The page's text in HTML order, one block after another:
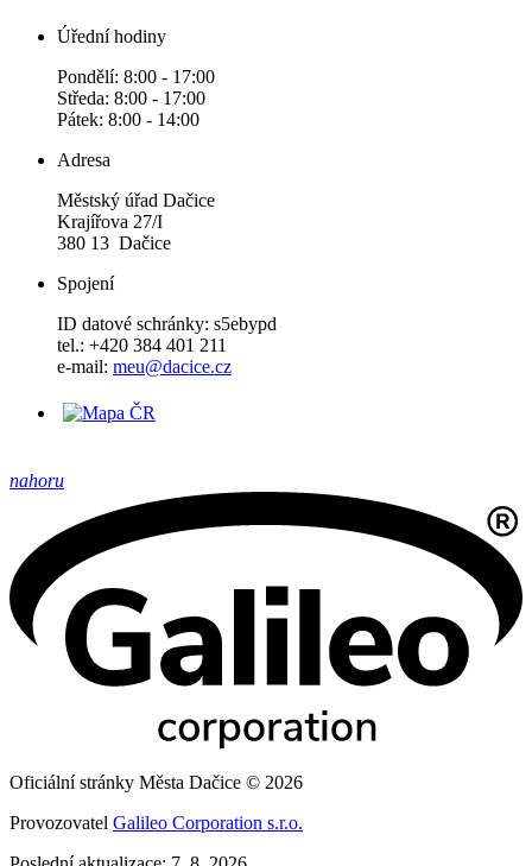
Úřední hodiny
Pondělí: 8:00 - 17:00
Středa: 8:00 - 17:00
Pátek: 8:00 - 14:00
Adresa
Městský úřad Dačice
Krajířova 27/I
380 13 Dačice
Spojení
ID datové schránky: s5ebypd
tel.: +420 384 401 211
e-mail: meu@dacice.cz
nahoru
Oficiální stránky Města Dačice © 2026
Provozovatel Galileo Corporation s.r.o.